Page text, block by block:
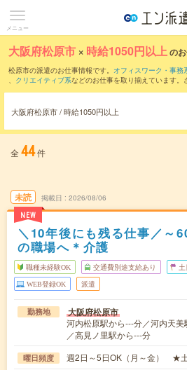
メニュー
大阪府松原市 × 時給1050円以上の
松原市の派遣のお仕事情報です。 オフィスワーク・事務
、 クリエイティブ系などのお仕事を取り揃えています。
時給1200円以上 ・1800円以上の求人はこちら
当サイトでは法令を遵守し、最低賃金以上の求人のみを
大阪府松原市 / 時給1050円以上
全 44件
未読
NEW
掲載日 2026/08/06
＼10年後にも残る仕事／～
の職場へ＊介護
職種未経験OK 交通費別途支給あり
WEB登録OK 派遣
勤務地 大阪府松原市
河内松原駅から---分／河内天
／高見ノ里駅から---分
曜日頻度 週2日～5日OK（月～金） ★